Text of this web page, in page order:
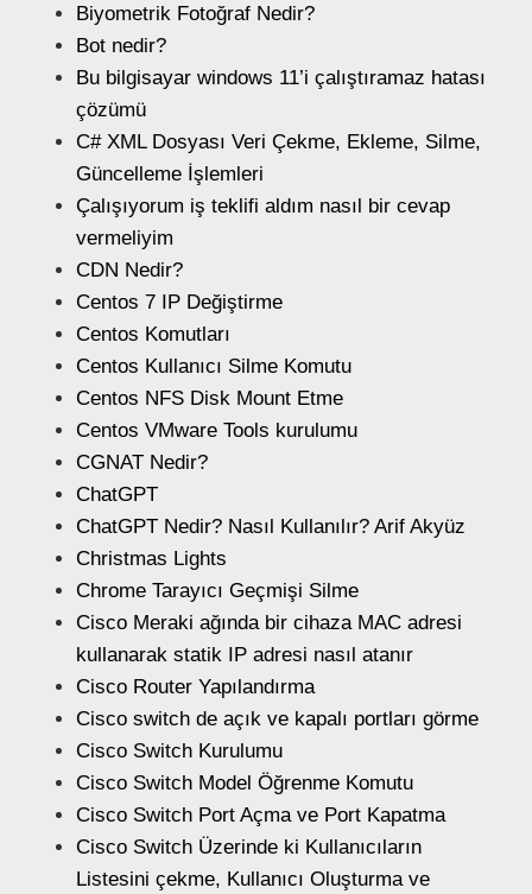
Biyometrik Fotoğraf Nedir?
Bot nedir?
Bu bilgisayar windows 11’i çalıştıramaz hatası
çözümü
C# XML Dosyası Veri Çekme, Ekleme, Silme,
Güncelleme İşlemleri
Çalışıyorum iş teklifi aldım nasıl bir cevap
vermeliyim
CDN Nedir?
Centos 7 IP Değiştirme
Centos Komutları
Centos Kullanıcı Silme Komutu
Centos NFS Disk Mount Etme
Centos VMware Tools kurulumu
CGNAT Nedir?
ChatGPT
ChatGPT Nedir? Nasıl Kullanılır? Arif Akyüz
Christmas Lights
Chrome Tarayıcı Geçmişi Silme
Cisco Meraki ağında bir cihaza MAC adresi
kullanarak statik IP adresi nasıl atanır
Cisco Router Yapılandırma
Cisco switch de açık ve kapalı portları görme
Cisco Switch Kurulumu
Cisco Switch Model Öğrenme Komutu
Cisco Switch Port Açma ve Port Kapatma
Cisco Switch Üzerinde ki Kullanıcıların
Listesini çekme, Kullanıcı Oluşturma ve